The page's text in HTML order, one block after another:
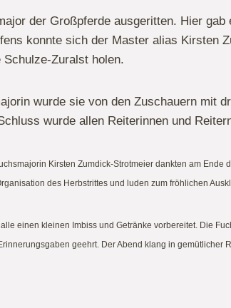
der Großpferde ausgeritten. Hier
konnte sich der Master alias Kirsten
Zuralst holen.
wurde sie von den Zuschauern mit
wurde allen Reiterinnen und
Kirsten Zumdick-Strotmeier dankten am Ende
des Herbstrittes und luden zum fröhlichen
einen kleinen Imbiss und Getränke vorbereitet. Die
geehrt. Der Abend klang in gemütlicher